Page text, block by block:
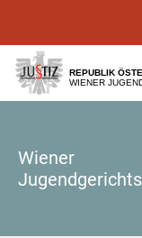
[1]
[2]
[3]
REPUBLIK
WIENER
Wiener